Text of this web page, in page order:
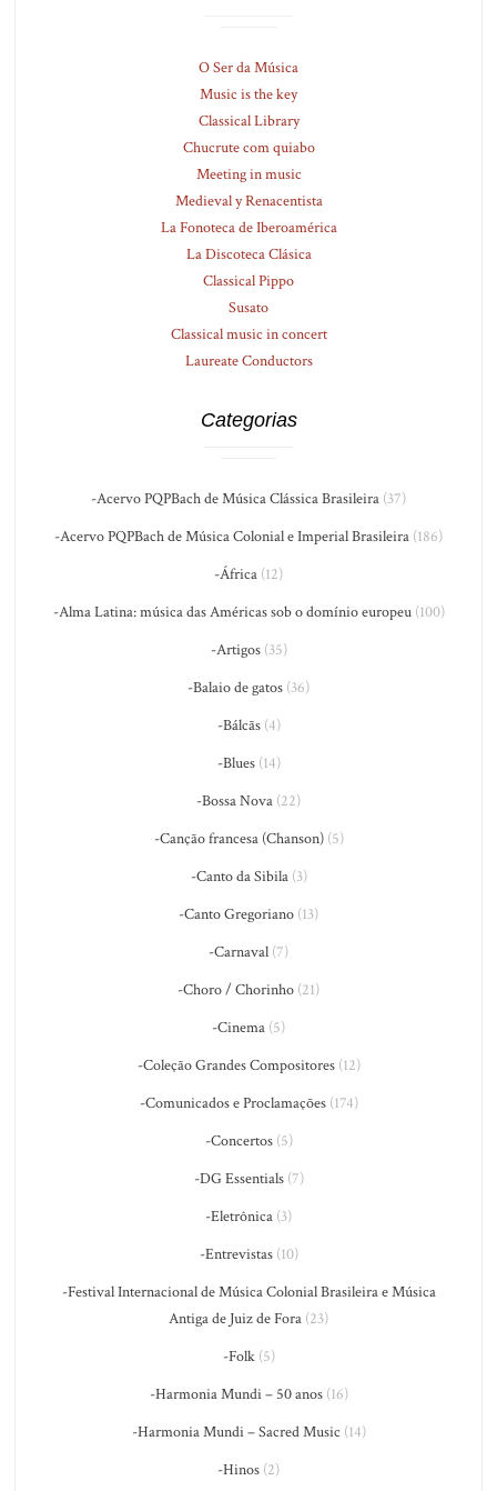
O Ser da Música
Music is the key
Classical Library
Chucrute com quiabo
Meeting in music
Medieval y Renacentista
La Fonoteca de Iberoamérica
La Discoteca Clásica
Classical Pippo
Susato
Classical music in concert
Laureate Conductors
Categorias
-Acervo PQPBach de Música Clássica Brasileira (37)
-Acervo PQPBach de Música Colonial e Imperial Brasileira (186)
-África (12)
-Alma Latina: música das Américas sob o domínio europeu(100)
-Artigos(35)
-Balaio de gatos (36)
-Bálcãs(4)
-Blues(14)
-Bossa Nova (22)
-Canção francesa (Chanson)(5)
-Canto da Sibila(3)
-Canto Gregoriano (13)
-Carnaval (7)
-Choro / Chorinho (21)
-Cinema (5)
-Coleção Grandes Compositores(12)
-Comunicados e Proclamações(174)
-Concertos(5)
-DG Essentials(7)
-Eletrônica (3)
-Entrevistas(10)
-Festival Internacional de Música Colonial Brasileira e Música
Antiga de Juiz de Fora (23)
-Folk(5)
-Harmonia Mundi – 50 anos(16)
-Harmonia Mundi – Sacred Music (14)
-Hinos (2)